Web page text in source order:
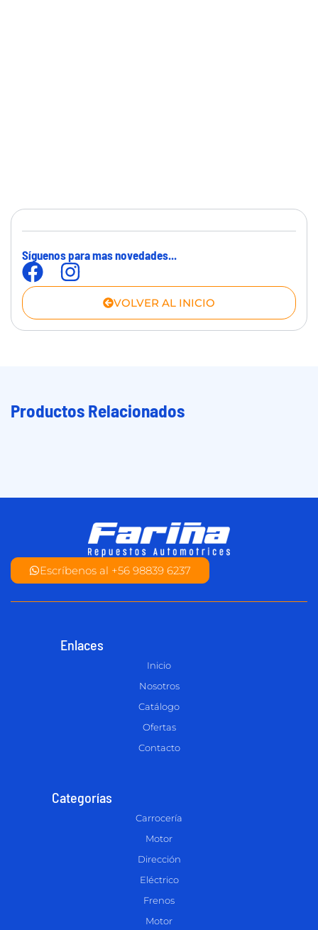
Síguenos para mas novedades...
VOLVER AL INICIO
Productos Relacionados
Escríbenos al +56 98839 6237
Enlaces
Inicio
Nosotros
Catálogo
Ofertas
Contacto
Categorías
Carrocería
Motor
Dirección
Eléctrico
Frenos
Motor